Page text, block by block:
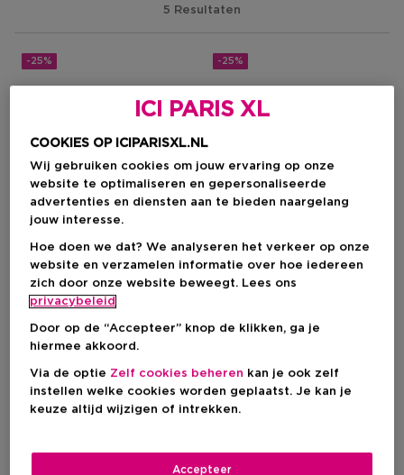
5 Resultaten
-25%
Blue Therapy
Corrigerende Anti-Aging
Dagcrème
-25%
ICI PARIS XL
COOKIES OP ICIPARISXL.NL
Wij gebruiken cookies om jouw ervaring op onze
website te optimaliseren en gepersonaliseerde
advertenties en diensten aan te bieden naargelang
jouw interesse.
Hoe doen we dat? We analyseren het verkeer op onze
website en verzamelen informatie over hoe iedereen
zich door onze website beweegt. Lees ons
privacybeleid
Door op de “Accepteer” knop de klikken, ga je
hiermee akkoord.
Via de optie Zelf cookies beheren kan je ook zelf
instellen welke cookies worden geplaatst. Je kan je
keuze altijd wijzigen of intrekken.
Accepteer